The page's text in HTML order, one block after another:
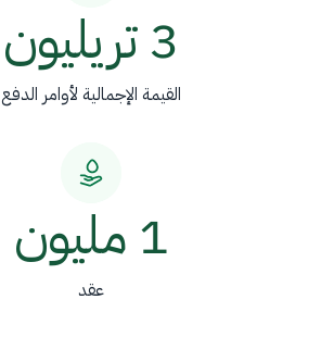
3 تريليون
القيمة الإجمالية لأوامر الدفع
1 مليون
عقد